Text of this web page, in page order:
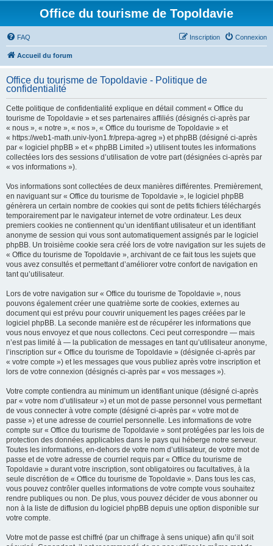
Office du tourisme de Topoldavie
FAQ Connexion
Inscription
Accueil du forum
Office du tourisme de Topoldavie - Politique de
confidentialité
Cette politique de confidentialité explique en détail comment « Office du
tourisme de Topoldavie » et ses partenaires affiliés (désignés ci-après par
« nous », « notre », « nos », « Office du tourisme de Topoldavie » et
« https://web1-math.univ-lyon1.fr/prepa-agreg ») et phpBB (désigné ci-après
par « logiciel phpBB » et « phpBB Limited ») utilisent toutes les informations
collectées lors des sessions d’utilisation de votre part (désignées ci-après par
« vos informations »).
Vos informations sont collectées de deux manières différentes. Premièrement,
en naviguant sur « Office du tourisme de Topoldavie », le logiciel phpBB
génèrera un certain nombre de cookies qui sont de petits fichiers téléchargés
temporairement par le navigateur internet de votre ordinateur. Les deux
premiers cookies ne contiennent qu’un identifiant utilisateur et un identifiant
anonyme de session qui vous sont automatiquement assignés par le logiciel
phpBB. Un troisième cookie sera créé lors de votre navigation sur les sujets de
« Office du tourisme de Topoldavie », archivant de ce fait tous les sujets que
vous avez consultés et permettant d’améliorer votre confort de navigation en
tant qu’utilisateur.
Lors de votre navigation sur « Office du tourisme de Topoldavie », nous
pouvons également créer une quatrième sorte de cookies, externes au
document qui est prévu pour couvrir uniquement les pages créées par le
logiciel phpBB. La seconde manière est de récupérer les informations que
vous nous envoyez et que nous collectons. Ceci peut correspondre — mais
n’est pas limité à — la publication de messages en tant qu’utilisateur anonyme,
l’inscription sur « Office du tourisme de Topoldavie » (désignée ci-après par
« votre compte ») et les messages que vous publiez après votre inscription et
lors de votre connexion (désignés ci-après par « vos messages »).
Votre compte contiendra au minimum un identifiant unique (désigné ci-après
par « votre nom d’utilisateur ») et un mot de passe personnel vous permettant
de vous connecter à votre compte (désigné ci-après par « votre mot de
passe ») et une adresse de courriel personnelle. Les informations de votre
compte sur « Office du tourisme de Topoldavie » sont protégées par les lois de
protection des données applicables dans le pays qui héberge notre serveur.
Toutes les informations, en-dehors de votre nom d’utilisateur, de votre mot de
passe et de votre adresse de courriel requis par « Office du tourisme de
Topoldavie » durant votre inscription, sont obligatoires ou facultatives, à la
seule discrétion de « Office du tourisme de Topoldavie ». Dans tous les cas,
vous pouvez contrôler quelles informations de votre compte vous souhaitez
rendre publiques ou non. De plus, vous pouvez décider de vous abonner ou
non à la liste de diffusion du logiciel phpBB depuis une option disponible sur
votre compte.
Votre mot de passe est chiffré (par un chiffrage à sens unique) afin qu’il soit